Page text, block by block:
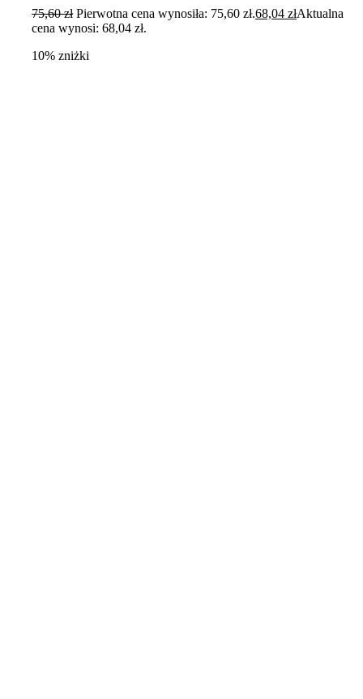
75,60zł Pierwotna cena wynosiła: 75,60 zł.68,04złAktualna
cena wynosi: 68,04 zł.
10% zniżki